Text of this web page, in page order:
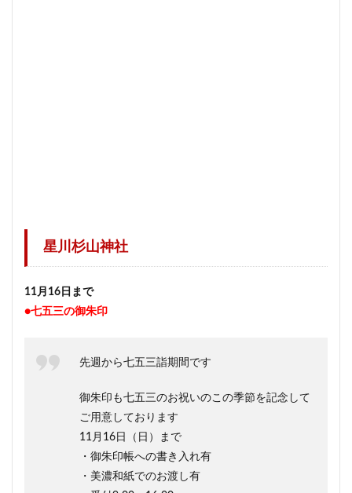
星川杉山神社
11月16日まで
●七五三の御朱印
先週から七五三詣期間です
御朱印も七五三のお祝いのこの季節を記念して
ご用意しております
11月16日（日）まで
・御朱印帳への書き入れ有
・美濃和紙でのお渡し有